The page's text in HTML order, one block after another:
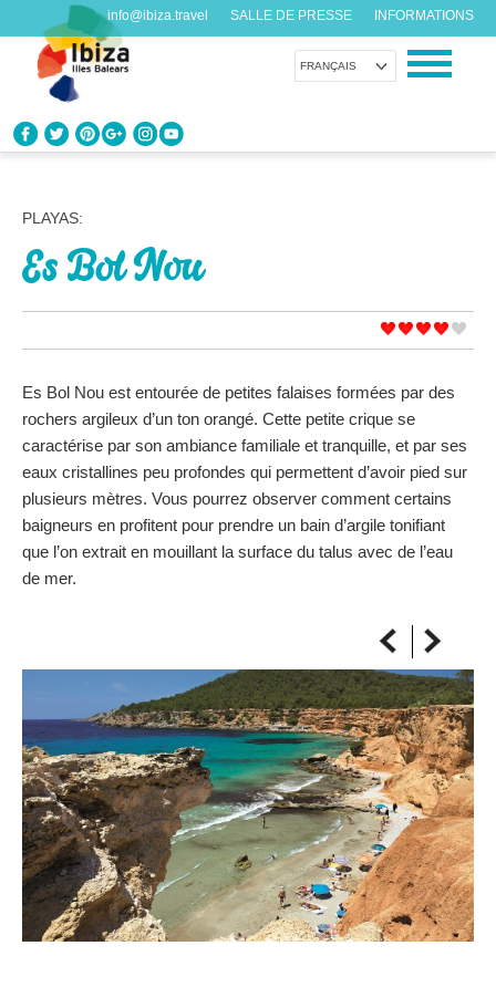
FRANÇAIS
info@ibiza.travel SALLE DE PRESSE INFORMATIONS
PROFITEZ D’IBIZA
AGENDA
ORGANISER VOTRE VOYAGE
Avant de nous rendre visite
SUR LA CARTE
Arrivez toujours à destination
PLAYAS:
Es Bol Nou
Es Bol Nou est entourée de petites falaises formées par des
rochers argileux d’un ton orangé. Cette petite crique se
caractérise par son ambiance familiale et tranquille, et par ses
eaux cristallines peu profondes qui permettent d’avoir pied sur
plusieurs mètres. Vous pourrez observer comment certains
baigneurs en profitent pour prendre un bain d’argile tonifiant
que l’on extrait en mouillant la surface du talus avec de l’eau
de mer.